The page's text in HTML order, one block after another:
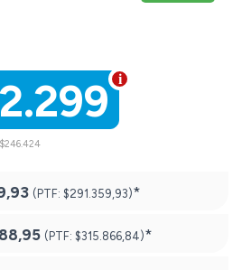
(PTF: $291.359,93)*
(PTF: $315.866,84)*